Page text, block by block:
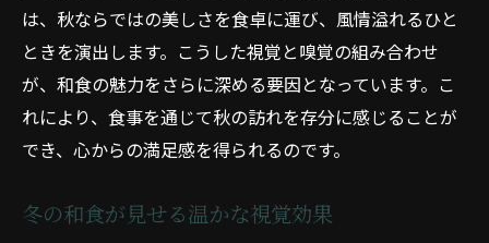
は、秋ならではの美しさを食卓に運び、風情溢れるひと
ときを演出します。こうした視覚と嗅覚の組み合わせ
が、和食の魅力をさらに深める要因となっています。こ
れにより、食事を通じて秋の訪れを存分に感じることが
でき、心からの満足感を得られるのです。
冬の和食が見せる温かな視覚効果